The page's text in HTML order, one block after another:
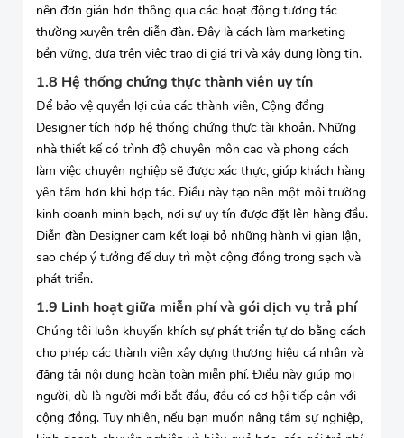
nên đơn giản hơn thông qua các hoạt động tương tác
thường xuyên trên diễn đàn. Đây là cách làm marketing
bền vững, dựa trên việc trao đi giá trị và xây dựng lòng tin.
1.8 Hệ thống chứng thực thành viên uy tín
Để bảo vệ quyền lợi của các thành viên, Cộng đồng
Designer tích hợp hệ thống chứng thực tài khoản. Những
nhà thiết kế có trình độ chuyên môn cao và phong cách
làm việc chuyên nghiệp sẽ được xác thực, giúp khách hàng
yên tâm hơn khi hợp tác. Điều này tạo nên một môi trường
kinh doanh minh bạch, nơi sự uy tín được đặt lên hàng đầu.
Diễn đàn Designer cam kết loại bỏ những hành vi gian lận,
sao chép ý tưởng để duy trì một cộng đồng trong sạch và
phát triển.
1.9 Linh hoạt giữa miễn phí và gói dịch vụ trả phí
Chúng tôi luôn khuyến khích sự phát triển tự do bằng cách
cho phép các thành viên xây dựng thương hiệu cá nhân và
đăng tải nội dung hoàn toàn miễn phí. Điều này giúp mọi
người, dù là người mới bắt đầu, đều có cơ hội tiếp cận với
cộng đồng. Tuy nhiên, nếu bạn muốn nâng tầm sự nghiệp,